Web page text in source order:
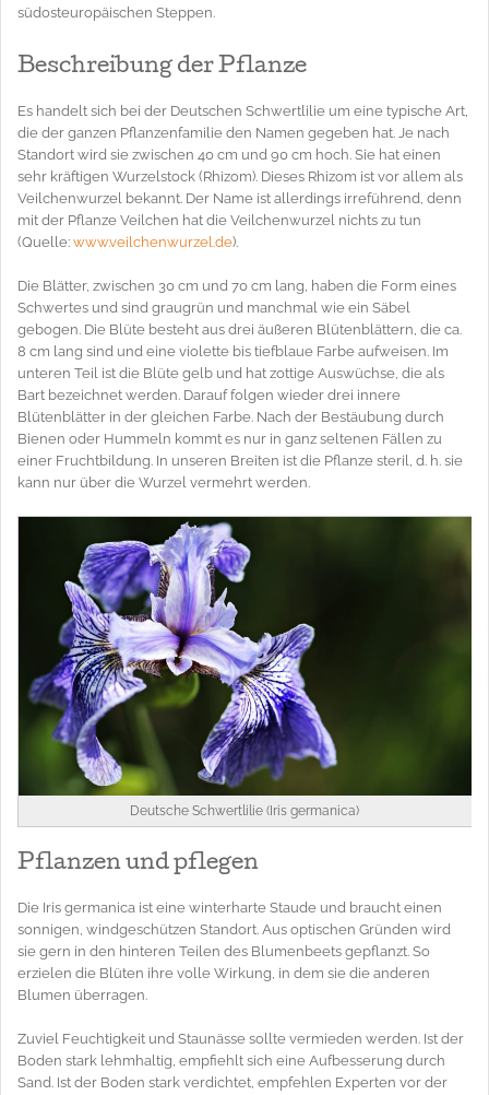
südosteuropäischen Steppen.
Beschreibung der Pflanze
Es handelt sich bei der Deutschen Schwertlilie um eine typische Art,
die der ganzen Pflanzenfamilie den Namen gegeben hat. Je nach
Standort wird sie zwischen 40 cm und 90 cm hoch. Sie hat einen
sehr kräftigen Wurzelstock (Rhizom). Dieses Rhizom ist vor allem als
Veilchenwurzel bekannt. Der Name ist allerdings irreführend, denn
mit der Pflanze Veilchen hat die Veilchenwurzel nichts zu tun
(Quelle: www.veilchenwurzel.de).
Die Blätter, zwischen 30 cm und 70 cm lang, haben die Form eines
Schwertes und sind graugrün und manchmal wie ein Säbel
gebogen. Die Blüte besteht aus drei äußeren Blütenblättern, die ca.
8 cm lang sind und eine violette bis tiefblaue Farbe aufweisen. Im
unteren Teil ist die Blüte gelb und hat zottige Auswüchse, die als
Bart bezeichnet werden. Darauf folgen wieder drei innere
Blütenblätter in der gleichen Farbe. Nach der Bestäubung durch
Bienen oder Hummeln kommt es nur in ganz seltenen Fällen zu
einer Fruchtbildung. In unseren Breiten ist die Pflanze steril, d. h. sie
kann nur über die Wurzel vermehrt werden.
Deutsche Schwertlilie (Iris germanica)
Pflanzen und pflegen
Die Iris germanica ist eine winterharte Staude und braucht einen
sonnigen, windgeschützen Standort. Aus optischen Gründen wird
sie gern in den hinteren Teilen des Blumenbeets gepflanzt. So
erzielen die Blüten ihre volle Wirkung, in dem sie die anderen
Blumen überragen.
Zuviel Feuchtigkeit und Staunässe sollte vermieden werden. Ist der
Boden stark lehmhaltig, empfiehlt sich eine Aufbesserung durch
Sand. Ist der Boden stark verdichtet, empfehlen Experten vor der